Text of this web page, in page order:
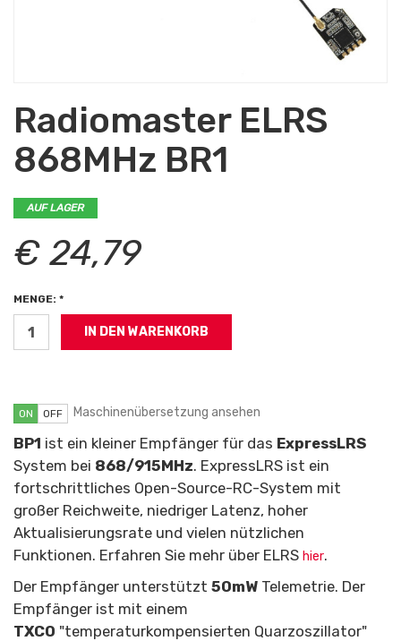
Radiomaster ELRS
868MHz BR1
AUF LAGER
€ 24,79
MENGE: *
ON OFF Maschinenübersetzung ansehen
BP1 ist ein kleiner Empfänger für das ExpressLRS
System bei 868/915MHz. ExpressLRS ist ein
fortschrittliches Open-Source-RC-System mit
großer Reichweite, niedriger Latenz, hoher
Aktualisierungsrate und vielen nützlichen
Funktionen. Erfahren Sie mehr über ELRS hier.
Der Empfänger unterstützt 50mW Telemetrie. Der
Empfänger ist mit einem
TXCO "temperaturkompensierten Quarzoszillator"